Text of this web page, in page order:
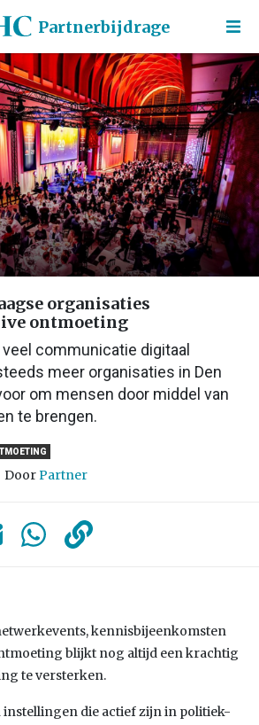
Partnerbijdrage
organisaties
ontmoeting
communicatie digitaal
meer organisaties in Den
om mensen door middel van
te brengen.
DoorPartner
kennisbijeenkomsten
blijkt nog altijd een krachtig
te versterken.
instellingen die actief zijn in politiek-